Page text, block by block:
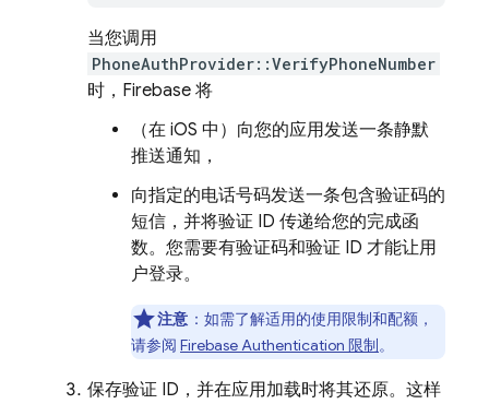
当您调用
PhoneAuthProvider::VerifyPhoneNumber
时，Firebase 将
（在 iOS 中）向您的应用发送一条静默
推送通知，
向指定的电话号码发送一条包含验证码的
短信，并将验证 ID 传递给您的完成函
数。您需要有验证码和验证 ID 才能让用
户登录。
注意 ：如需了解适用的使用限制和配额，
请参阅 Firebase Authentication 限制。
保存验证 ID，并在应用加载时将其还原。这样